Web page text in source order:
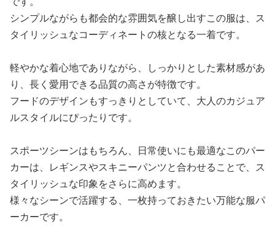
シンプルながらも都会的な雰囲気を醸し出すこの服は、ス
タイリッシュなコーディネートの核となる一着です。
軽やかな着心地でありながら、しっかりとした素材感があ
り、長く愛用できる品質の高さが特徴です。
フードのデザインもすっきりとしていて、大人のカジュア
ルスタイルにぴったりです。
スポーツシーンはもちろん、日常使いにも最適なこのパー
カーは、レギンスやスキニーパンツと合わせることで、ス
タイリッシュな印象をさらに高めます。
様々なシーンで活躍する、一枚持っておきたい万能な服パ
ーカーです。